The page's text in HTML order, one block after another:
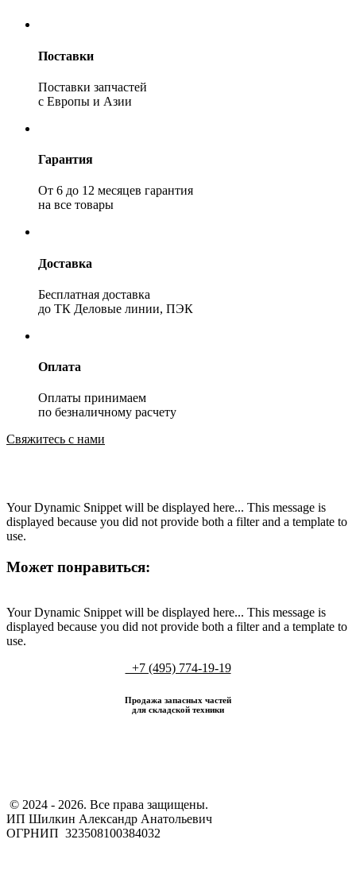
Поставки
Поставки запчастей
с Европы и Азии
Гарантия
От 6 до 12 месяцев гарантия
на все товары
Доставка
Бесплатная доставка
до ТК Деловые линии, ПЭК
Оплата
Оплаты принимаем
по безналичному расчету
Свяжитесь с нами
Your Dynamic Snippet will be displayed here... This message is
displayed because you did not provide both a filter and a template to
use.
Может понравиться:
Your Dynamic Snippet will be displayed here... This message is
displayed because you did not provide both a filter and a template to
use.
+7 (495) 774-19-19
Продажа запасных частей
для складской техники
​ © 2024 - 2026. Все права защищены.
ИП Шилкин Александр Анатольевич
ОГРНИП 323508100384032